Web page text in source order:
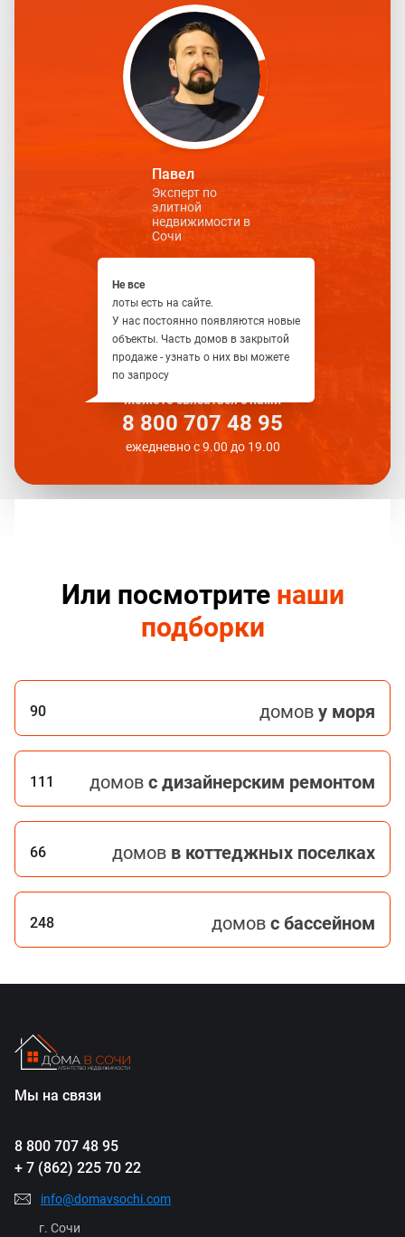
Можете связаться с нами
8 800 707 48 95
ежедневно с 9.00 до 19.00
Павел
Эксперт по
элитной
недвижимости в
Сочи
Не все
лоты есть на сайте.
У нас постоянно появляются новые
объекты. Часть домов в закрытой
продаже - узнать о них вы можете
по запросу
Или посмотрите наши
подборки
90 домов у моря
111 домов с дизайнерским ремонтом
66 домов в коттеджных поселках
248 домов с бассейном
Мы на связи
8 800 707 48 95
+ 7 (862) 225 70 22
info@domavsochi.com
г. Сочи